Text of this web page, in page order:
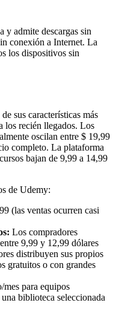
y admite descargas sin
conexión a Internet. La
los dispositivos sin
sus características más
los recién llegados. Los
oscilan entre $ 19,99
completo. La plataforma
bajan de 9,99 a 14,99
de Udemy:
(las ventas ocurren casi
Los compradores
9,99 y 12,99 dólares
distribuyen sus propios
gratuitos o con grandes
mes para equipos
biblioteca seleccionada